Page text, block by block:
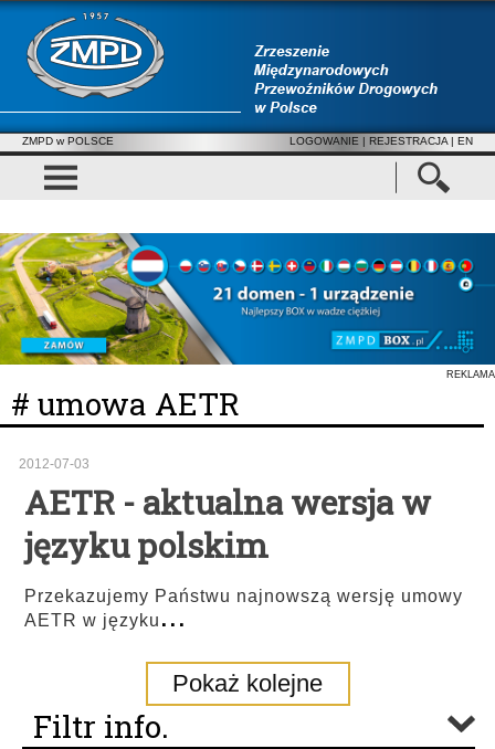
ZMPD w POLSCE LOGOWANIE | REJESTRACJA | EN
REKLAMA
# umowa AETR
2012-07-03
AETR - aktualna wersja w
języku polskim
Przekazujemy Państwu najnowszą wersję umowy
AETR w języku ...
Pokaż kolejne
Filtr info.